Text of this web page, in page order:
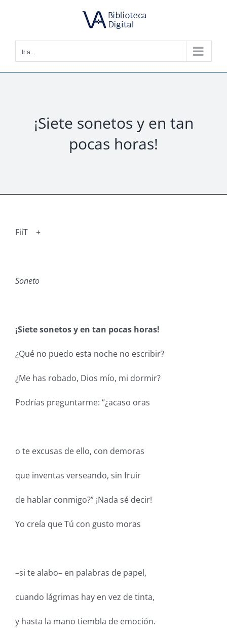
Ir a...
¡Siete sonetos y en tan
pocas horas!
FiiT +
Soneto
¡Siete sonetos y en tan pocas horas!
¿Qué no puedo esta noche no escribir?
¿Me has robado, Dios mío, mi dormir?
Podrías preguntarme: “¿acaso oras
o te excusas de ello, con demoras
que inventas verseando, sin fruir
de hablar conmigo?” ¡Nada sé decir!
Yo creía que Tú con gusto moras
–si te alabo– en palabras de papel,
cuando lágrimas hay en vez de tinta,
y hasta la mano tiembla de emoción.